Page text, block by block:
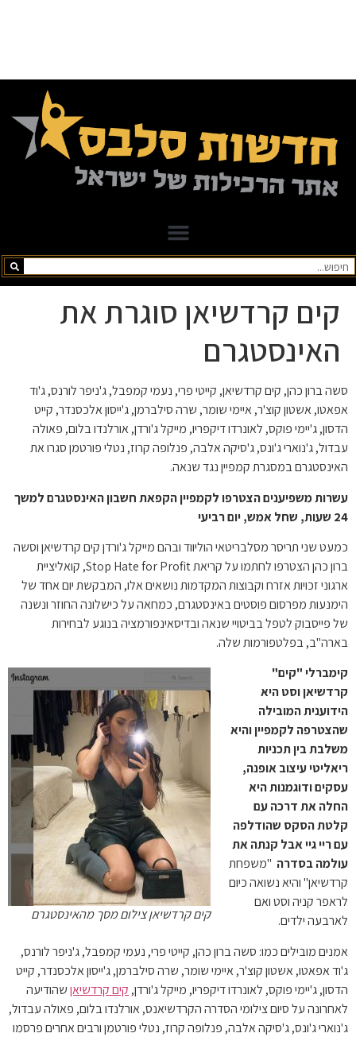
קים קרדשיאן סוגרת את
האינסטגרם
סשה ברון כהן, קים קרדשיאן, קייטי פרי, נעמי קמפבל, ג'ניפר לורנס, ג'וד
אפאטו, אשטון קוצ'ר, איימי שומר, שרה סילברמן, ג'ייסון אלכסנדר, קייט
הדסון, ג'יימי פוקס, לאונרדו דיקפריו, מייקל ג'ורדן, אורלנדו בלום, פאולה
עבדול, ג'נוארי ג'ונס, ג'סיקה אלבה, פנלופה קרוז, נטלי פורטמן סגרו את
האינסטגרם במסגרת קמפיין נגד שנאה.
עשרות משפיענים הצטרפו לקמפיין הקפאת חשבון האינסטגרם למשך
24 שעות, שחל אמש, יום רביעי
כמעט שני תריסר מסלבריטאי הוליווד ובהם מייקל ג'ורדן קים קרדשיאן וסשה
ברון כהן הצטרפו לחתמו על קריאת Stop Hate for Profit, קואליציית
ארגוני זכויות אזרח וקבוצות המקדמות נושאים אלו, המבקשת יום אחד של
הימנעות מפרסום פוסטים באינסטגרם, כמחאה על כישלונה החוזר ונשנה
של פייסבוק לטפל בביטויי שנאה ובדיסאינפורמציה בנוגע לבחירות
בארה"ב, בפלטפורמות שלה.
קים קרדשיאן צילום מסך מהאינסטגרם
קימברלי "קים"
קרדשיאן וסט היא
הידוענית המובילה
שהצטרפה לקמפיין והיא
משלבת בין תכניות
ריאליטי עיצוב אופנה,
עסקים ודוגמנות היא
החלה את דרכה עם
קלטת הסקס שהודלפה
עם ריי גיי אבל קנתה את
עולמה בסדרה "משפחת
קרדשיאן" והיא נשואה כיום
לראפר קניה וסט ואם
לארבעה ילדים.
אמנים מובילים כמו: סשה ברון כהן, קייטי פרי, נעמי קמפבל, ג'ניפר לורנס,
ג'וד אפאטו, אשטון קוצ'ר, איימי שומר, שרה סילברמן, ג'ייסון אלכסנדר, קייט
הדסון, ג'יימי פוקס, לאונרדו דיקפריו, מייקל ג'ורדן, קים קרדשיאןשהודיעה
לאחרונה על סיום צילומי הסדרה הקרדשיאנס, אורלנדו בלום, פאולה עבדול,
ג'נוארי ג'ונס, ג'סיקה אלבה, פנלופה קרוז, נטלי פורטמן ורבים אחרים פרסמו